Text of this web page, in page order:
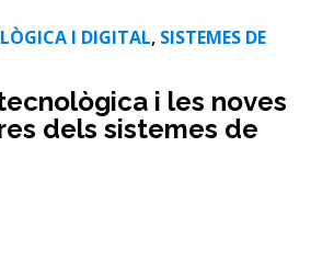
I DIGITAL, SISTEMES DE
i les noves
dels sistemes de